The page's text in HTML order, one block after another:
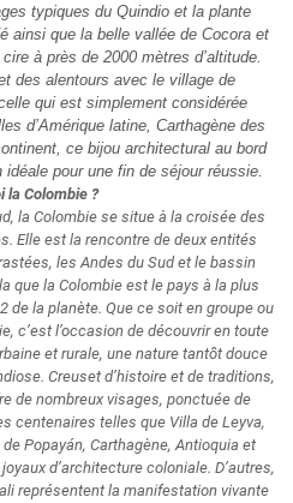
typiques du Quindio et la plante
ainsi que la belle vallée de Cocora et
à près de 2000 mètres d’altitude.
des alentours avec le village de
qui est simplement considérée
d’Amérique latine, Carthagène des
ce bijou architectural au bord
pour une fin de séjour réussie.
la Colombie ?
la Colombie se situe à la croisée des
Elle est la rencontre de deux entités
les Andes du Sud et le bassin
que la Colombie est le pays à la plus
de la planète. Que ce soit en groupe ou
c’est l’occasion de découvrir en toute
et rurale, une nature tantôt douce
Creuset d’histoire et de traditions,
de nombreux visages, ponctuée de
centenaires telles que Villa de Leyva,
Popayán, Carthagène, Antioquia et
d’architecture coloniale. D’autres,
représentent la manifestation vivante